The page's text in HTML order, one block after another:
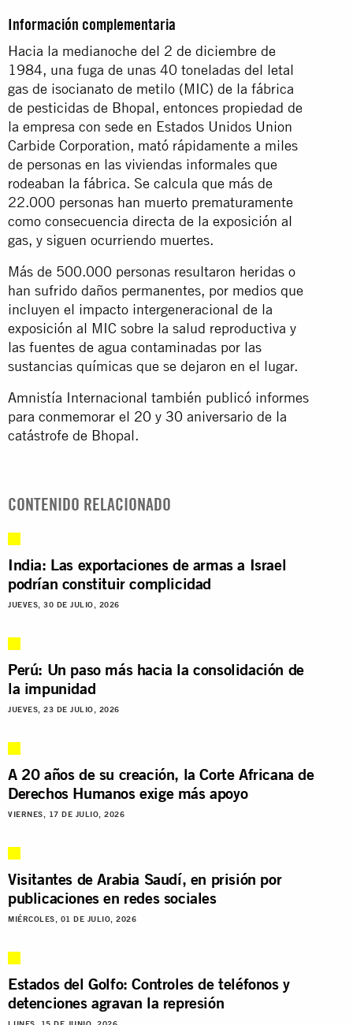
Información complementaria
Hacia la medianoche del 2 de diciembre de
1984, una fuga de unas 40 toneladas del letal
gas de isocianato de metilo (MIC) de la fábrica
de pesticidas de Bhopal, entonces propiedad de
la empresa con sede en Estados Unidos Union
Carbide Corporation, mató rápidamente a miles
de personas en las viviendas informales que
rodeaban la fábrica. Se calcula que más de
22.000 personas han muerto prematuramente
como consecuencia directa de la exposición al
gas, y siguen ocurriendo muertes.
Más de 500.000 personas resultaron heridas o
han sufrido daños permanentes, por medios que
incluyen el impacto intergeneracional de la
exposición al MIC sobre la salud reproductiva y
las fuentes de agua contaminadas por las
sustancias químicas que se dejaron en el lugar.
Amnistía Internacional también publicó informes
para conmemorar el 20 y 30 aniversario de la
catástrofe de Bhopal.
CONTENIDO RELACIONADO
India: Las exportaciones de armas a Israel
podrían constituir complicidad
JUEVES, 30 DE JULIO, 2026
Perú: Un paso más hacia la consolidación de
la impunidad
JUEVES, 23 DE JULIO, 2026
A 20 años de su creación, la Corte Africana de
Derechos Humanos exige más apoyo
VIERNES, 17 DE JULIO, 2026
Visitantes de Arabia Saudí, en prisión por
publicaciones en redes sociales
MIÉRCOLES, 01 DE JULIO, 2026
Estados del Golfo: Controles de teléfonos y
detenciones agravan la represión